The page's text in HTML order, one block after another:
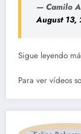
— Camilo
August 13,
Sigue leyendo
Para ver vídeos